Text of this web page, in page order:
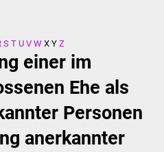
Stadtverwaltung
Ansprechpartner
Behördenwegweiser
Stellenangebote
S T U V W X Y Z
einer im
Ehe als
Personen
anerkannter